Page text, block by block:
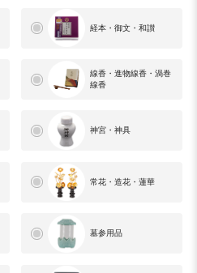
経本・御文・和讃
線香・進物線香・渦巻
線香
神宮・神具
常花・造花・蓮華
墓参用品